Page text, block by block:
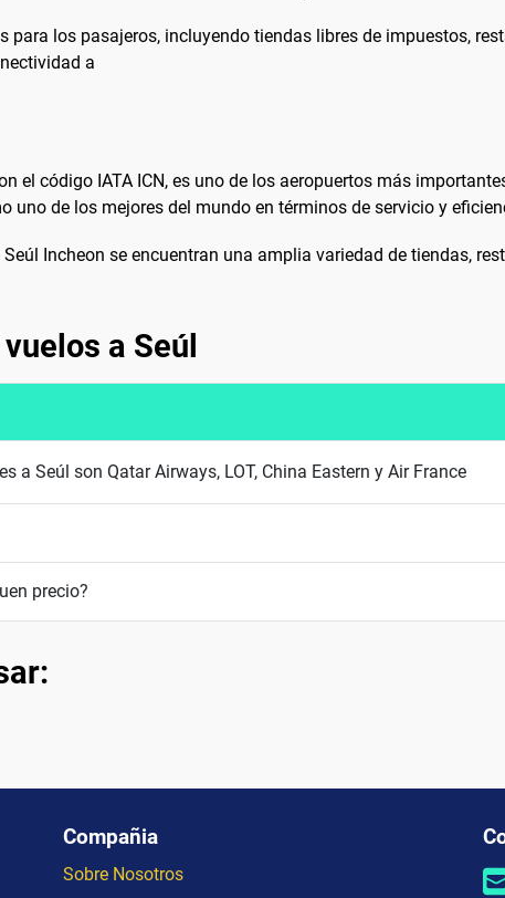
los pasajeros, incluyendo tiendas libres de impuestos,
a
el código IATA ICN, es uno de los aeropuertos más
uno de los mejores del mundo en términos de servicio y
Incheon se encuentran una amplia variedad de tiendas,
a Seúl
a Seúl son Qatar Airways, LOT, China Eastern y Air France
precio?
Compañia
Sobre Nosotros